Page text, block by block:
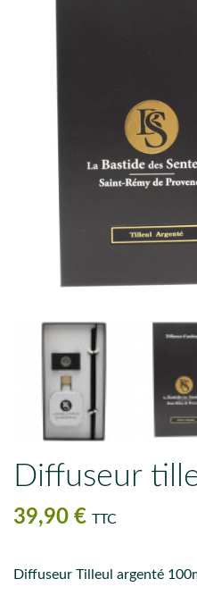
Diffuseur
39,90 € TTC
Diffuseur Tilleul argenté